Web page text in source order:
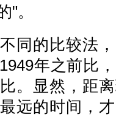
"。
同的比较法
年之前比
。显然，距
远的时间，